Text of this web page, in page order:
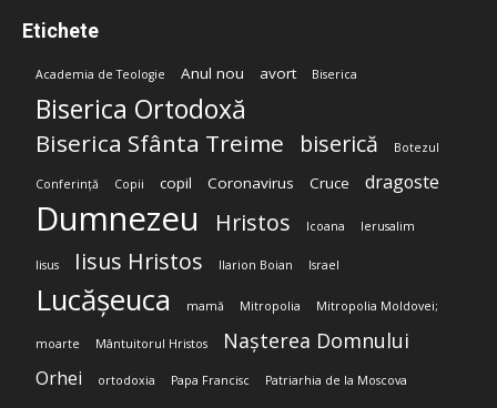
Etichete
Academia de Teologie Anul nou avort Biserica
Biserica Ortodoxă
Biserica Sfânta Treime biserică Botezul
Conferință Copii copil Coronavirus Cruce dragoste
Dumnezeu Hristos Icoana Ierusalim
Iisus Iisus Hristos Ilarion Boian Israel
Lucășeuca mamă Mitropolia Mitropolia Moldovei;
moarte Mântuitorul Hristos Nașterea Domnului
Orhei ortodoxia Papa Francisc Patriarhia de la Moscova